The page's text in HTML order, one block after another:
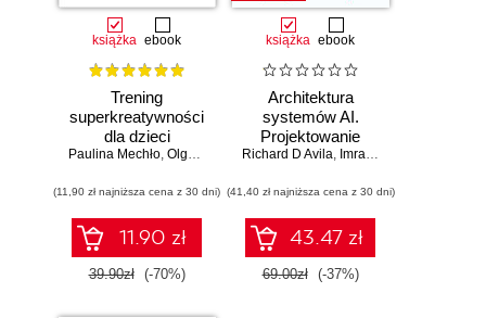
książka ebook
Trening
superkreatywności
dla dzieci
Paulina Mechło, Olga Geppert
(11,90 zł najniższa cena z 30 dni)
11.90 zł
39.90zł (-70%)
książka ebook
Architektura
systemów AI.
Projektowanie
skalowalnego i
oprogramowania
Richard D Avila, Imran Ahmad
(41,40 zł najniższa cena z 30 dni)
43.47 zł
69.00zł (-37%)